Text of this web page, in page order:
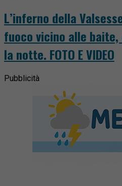
L’inferno della
fuoco vicino alle
la notte. FOTO E VIDEO
Pubblicità